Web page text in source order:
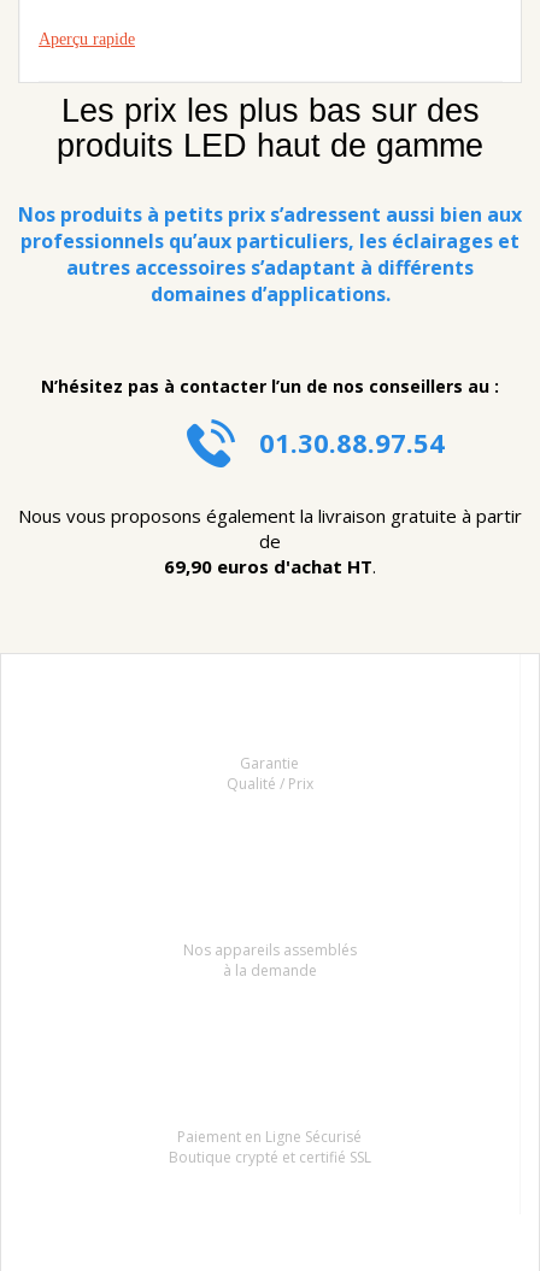
Aperçu rapide
Les prix les plus bas sur des
produits LED haut de gamme
Nos produits à petits prix s’adressent aussi bien aux
professionnels qu’aux particuliers, les éclairages et
autres accessoires s’adaptant à différents
domaines d’applications.
N’hésitez pas à contacter l’un de nos conseillers au :
01.30.88.97.54
Nous vous proposons également la livraison gratuite à partir
de
69,90 euros d'achat HT.
Garantie
Qualité / Prix
Nos appareils assemblés
à la demande
Paiement en Ligne Sécurisé
Boutique crypté et certifié SSL